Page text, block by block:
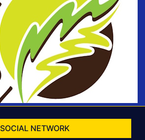
SOCIAL NETWORK